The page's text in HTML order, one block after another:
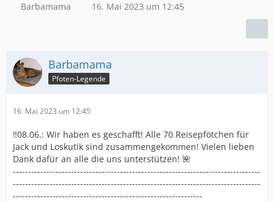
Barbamama 16. Mai 2023 um 12:45
Barbamama
Pfoten-Legende
16. Mai 2023 um 12:45
‼️08.06.: Wir haben es geschafft! Alle 70 Reisepfötchen für
Jack und Loskutik sind zusammengekommen! Vielen lieben
Dank dafür an alle die uns unterstützen! 🌺
---------------------------------------------------------------------------------
---------------------------------------------------------------------------------
--------------------------------------------------------------